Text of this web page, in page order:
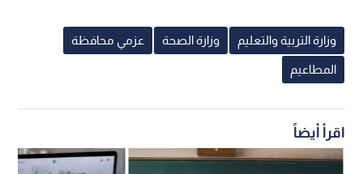
وزارة التربية والتعليم وزارة الصحة عزمي محافظة
المطاعيم
اقرأ أيضاً